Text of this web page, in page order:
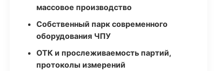
массовое производство
Собственный парк современного
оборудования ЧПУ
ОТК и прослеживаемость партий,
протоколы измерений